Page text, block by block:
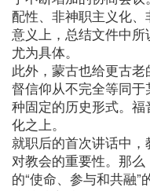
配性、非神职主义化
意义上，总结文件中所
尤为具体。
此外，蒙古也给更古
督信仰从不完全等同
种固定的历史形式。
化之上。
就职后的首次讲话中
对教会的重要性。那
的“使命、参与和共融